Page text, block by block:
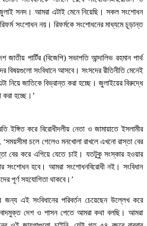
জুলাই সনদ। আমরা এটাই মেনে নিয়েছি। সকল সংশোধন
সংশোধন নয়। রিফর্মকে সংশোধনের মাধ্যমে চূড়ান্ত
জাতীয় পার্টির (বিজেপি) সভাপতি আন্দালিভ রহমান পার্থ
বিষয়গুলো সংবিধানে আসবে। সংসদের রীতিনীতি মেনেই
নিয়ে জাতিকে বিভ্রান্ত করা হচ্ছে। জুলাইয়ের বিরুদ্ধে
করা হচ্ছে।’
ইঙ্গিত করে বিরোধীদলীয় নেতা ও জামায়াতে ইসলামীর
চলে গেলেও মনখোলা রাখলে এখনো রাস্তা বের
বের করে এগিয়ে যেতে চাই। যতটুকু সংস্কার হওয়ার
সংশোধন হবে। আমরা সংশোধনবিরোধী নই। সংবিধান
পূর্ণ সহযোগিতা থাকবে।’
জন্য এই সংবিধানের পরিবর্তন চেয়েছেন উল্লেখ করে
দেশ ও শাসন পেতে আমরা কথা বলছি। আমরা